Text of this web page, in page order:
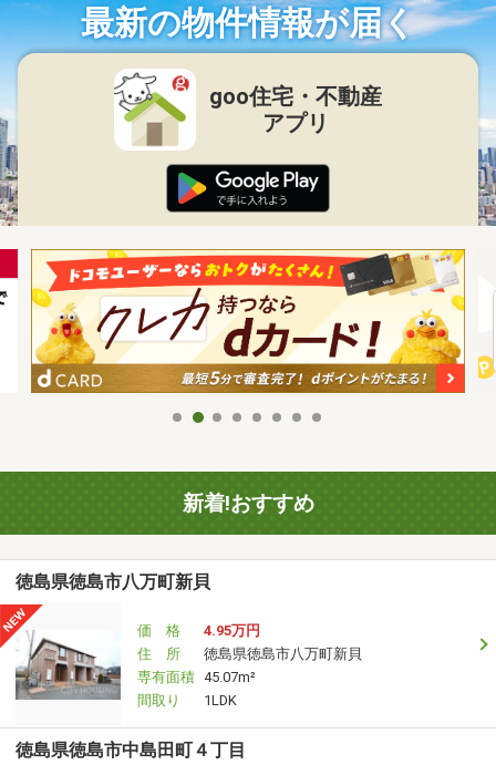
最新の物件情報が届く
goo住宅・不動産
アプリ
新着!おすすめ
徳島県徳島市八万町新貝
価 格
4.95万円
住 所
徳島県徳島市八万町新貝
専有面積 45.07m²
間取り
1LDK
徳島県徳島市中島田町４丁目